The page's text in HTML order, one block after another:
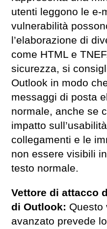
utenti leggono le e-
vulnerabilità
l’elaborazione di
come HTML e
sicurezza, si
Outlook in modo
messaggi di posta
normale, anche se
impatto
collegamenti e le
non essere visibili
testo normale.
Vettore di attacco
di Outlook: Questo
avanzato prevede